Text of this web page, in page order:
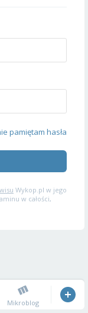
pamiętam hasła
Wykop.pl w jego
w całości,
Mikroblog